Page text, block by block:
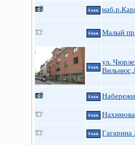
4 ккв.
4 ккв. Малый
4 ккв.
ул.
4 ккв.
4 ккв.
4 ккв. Гагарина